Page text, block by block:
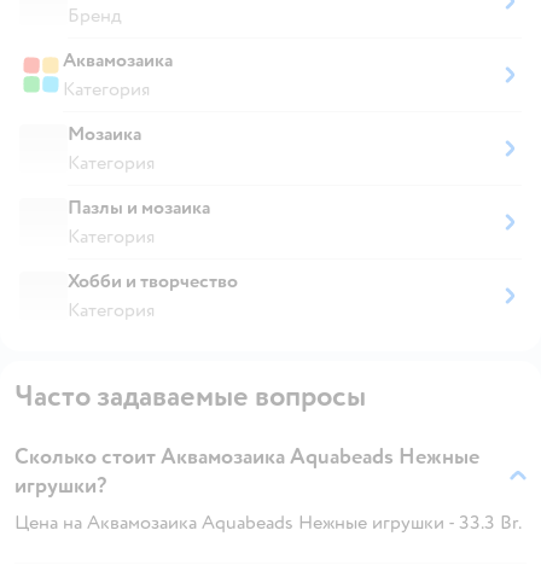
Бренд
Аквамозаика
Категория
Мозаика
Категория
Пазлы и мозаика
Категория
Хобби и творчество
Категория
Часто задаваемые вопросы
Сколько стоит Аквамозаика Aquabeads Нежные
игрушки?
Цена на Аквамозаика Aquabeads Нежные игрушки - 33.3 Br.